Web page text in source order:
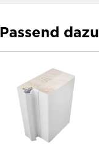
Passend dazu